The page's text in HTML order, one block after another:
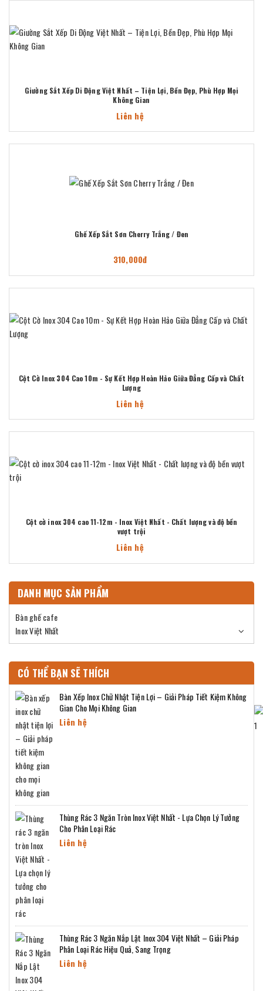
Giường Sắt Xếp Di Động Việt Nhất – Tiện Lợi, Bền Đẹp, Phù Hợp Mọi
Không Gian
Liên hệ
Ghế Xếp Sắt Sơn Cherry Trắng / Đen
310,000đ
Cột Cờ Inox 304 Cao 10m - Sự Kết Hợp Hoàn Hảo Giữa Đẳng Cấp và Chất
Lượng
Liên hệ
Cột cờ inox 304 cao 11-12m - Inox Việt Nhất - Chất lượng và độ bền
vượt trội
Liên hệ
DANH MỤC SẢN PHẨM
Bàn ghế cafe
Inox Việt Nhất
CÓ THỂ BẠN SẼ THÍCH
Bàn Xếp Inox Chữ Nhật Tiện Lợi – Giải Pháp Tiết Kiệm Không
Gian Cho Mọi Không Gian
Liên hệ
Thùng Rác 3 Ngăn Tròn Inox Việt Nhất - Lựa Chọn Lý Tưởng
Cho Phân Loại Rác
Liên hệ
Thùng Rác 3 Ngăn Nắp Lật Inox 304 Việt Nhất – Giải Pháp
Phân Loại Rác Hiệu Quả, Sang Trọng
Liên hệ